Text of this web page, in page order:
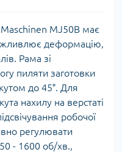
MJ50B має
деформацію,
Рама зі
пиляти заготовки
до 45°. Для
нахилу на верстаті
робочої
регулювати
- 1600 об/хв.,